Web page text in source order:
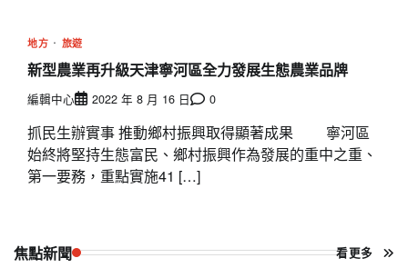
地方 旅遊
新型農業再升級天津寧河區全力發展生態農業品牌
編輯中心 2022 年 8 月 16 日 0
抓民生辦實事 推動鄉村振興取得顯著成果 寧河區
始終將堅持生態富民、鄉村振興作為發展的重中之重、
第一要務，重點實施41 […]
焦點新聞 看更多